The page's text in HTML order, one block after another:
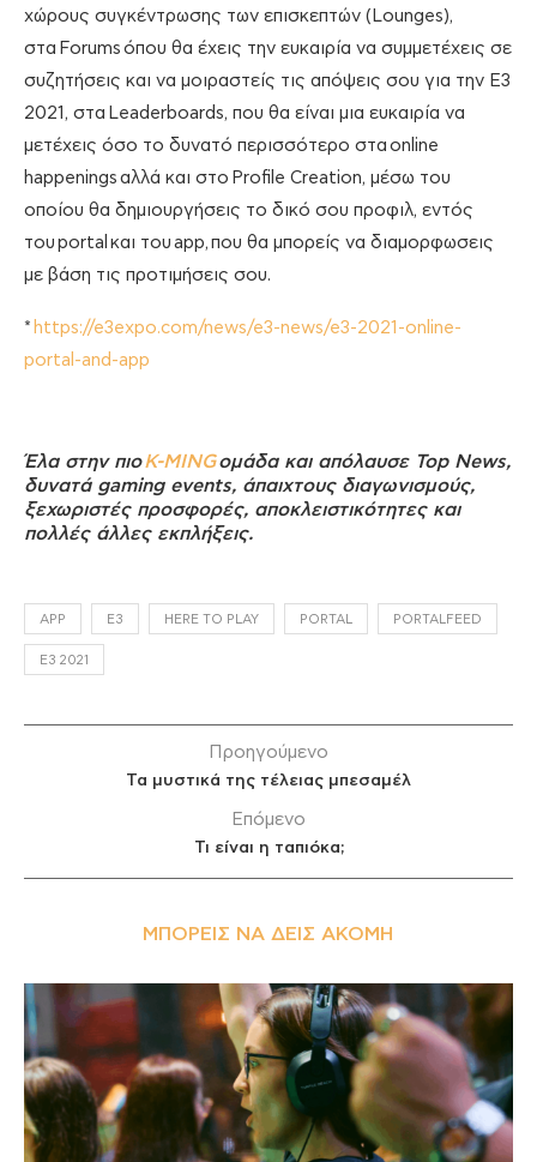
χώρους συγκέντρωσης των επισκεπτών ( Lounges),
στα Forums όπου θα έχεις την ευκαιρία να συμμετέχεις σε
συζητήσεις και να μοιραστείς τις απόψεις σου για την Ε3
2021, στα Leaderboards, που θα είναι μια ευκαιρία να
μετέχεις όσο το δυνατό περισσότερο στα online
happenings αλλά και στο Profile Creation, μέσω του
οποίου θα δημιουργήσεις το δικό σου προφιλ, εντός
του portal και του app, που θα μπορείς να διαμορφωσεις
με βάση τις προτιμήσεις σου.
* https://e3expo.com/news/e3-news/e3-2021-online-
portal-and-app
Έλα στην πιοK-MINGομάδα και απόλαυσε Top News,
δυνατά gaming events, άπαιχτους διαγωνισμούς,
ξεχωριστές προσφορές, αποκλειστικότητες και
πολλές άλλες εκπλήξεις.
APP E3 HERE TO PLAY PORTAL PORTALFEED
Ε3 2021
Προηγούμενο
Τα μυστικά της τέλειας μπεσαμέλ
Επόμενο
Τι είναι η ταπιόκα;
ΜΠΟΡΕΊΣ ΝΑ ΔΕΙΣ ΑΚΌΜΗ